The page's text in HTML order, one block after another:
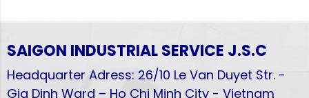
SAIGON INDUSTRIAL SERVICE J.S.C
Headquarter Adress: 26/10 Le Van Duyet Str. -
Gia Dinh Ward – Ho Chi Minh City - Vietnam